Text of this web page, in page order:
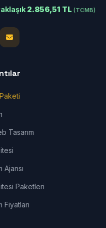
2.856,51 TL (TCMB)
Tasarım
Ajansı
Paketleri
Fiyatları